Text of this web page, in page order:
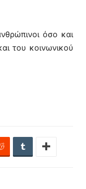
όσο και
του κοινωνικού